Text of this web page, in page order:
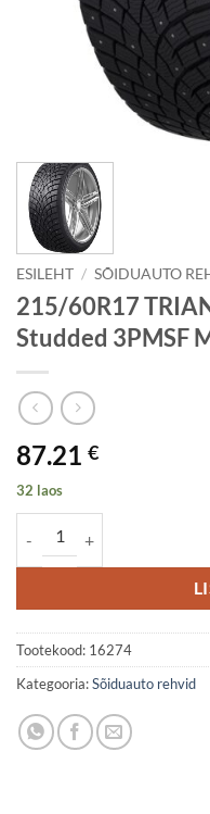
ESILEHT / SÕIDUAUTO
215/60R17
Studded 3PMSF
87.21 €
32 laos
Tootekood: 16274
Kategooria:Sõiduauto rehvid